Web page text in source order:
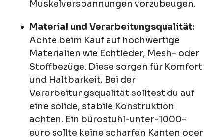
Muskelverspannungen vorzubeugen.
Material und Verarbeitungsqualität:
Achte beim Kauf auf hochwertige
Materialien wie Echtleder, Mesh- oder
Stoffbezüge. Diese sorgen für Komfort
und Haltbarkeit. Bei der
Verarbeitungsqualität solltest du auf
eine solide, stabile Konstruktion
achten. Ein bürostuhl-unter-1000-
euro sollte keine scharfen Kanten oder